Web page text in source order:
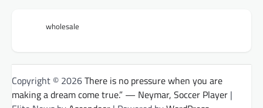
wholesale
Copyright © 2026There is no pressure when you are
making a dream come true.” — Neymar, Soccer Player |